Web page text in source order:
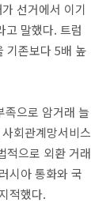
선거에서 이기
고 말했다. 트럼
기존보다 5배 높
으로 암거래 늘
회관계망서비스
적으로 외환 거래
시아 통화와 국
적했다.